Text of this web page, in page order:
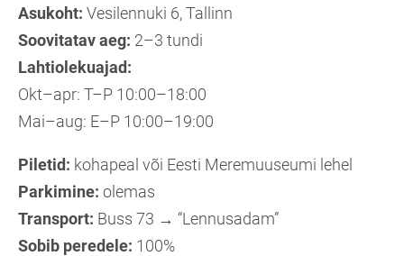
Asukoht: Vesilennuki 6, Tallinn
Soovitatav aeg: 2–3 tundi
Lahtiolekuajad:
Okt–apr: T–P 10:00–18:00
Mai–aug: E–P 10:00–19:00
Piletid: kohapeal või Eesti Meremuuseumi lehel
Parkimine: olemas
Transport: Buss 73 → “Lennusadam”
Sobib peredele: 100%